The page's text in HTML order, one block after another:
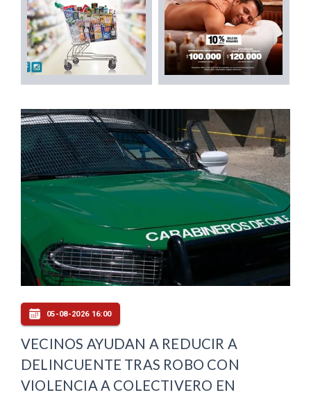
05-08-2026 16:00
VECINOS AYUDAN A REDUCIR A
DELINCUENTE TRAS ROBO CON
VIOLENCIA A COLECTIVERO EN